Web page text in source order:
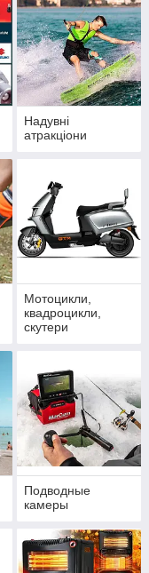
Надувні
атракціони
Мотоцикли,
квадроцикли,
скутери
Подводные
камеры